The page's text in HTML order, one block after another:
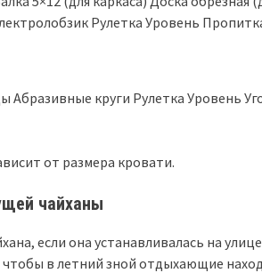
Рулетка Уровень
Абразивные круги Рулетка Уровень
от размера кровати.
чайханы
если она устанавливалась на
в летний зной отдыхающие